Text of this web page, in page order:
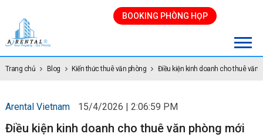
BOOKING PHÒNG HỌP
Trang chủ Blog Kiến thức thuê văn phòng Điều kiện kinh doanh cho thuê văn
Arental Vietnam 15/4/2026 | 2:06:59 PM
Điều kiện kinh doanh cho thuê văn phòng mới